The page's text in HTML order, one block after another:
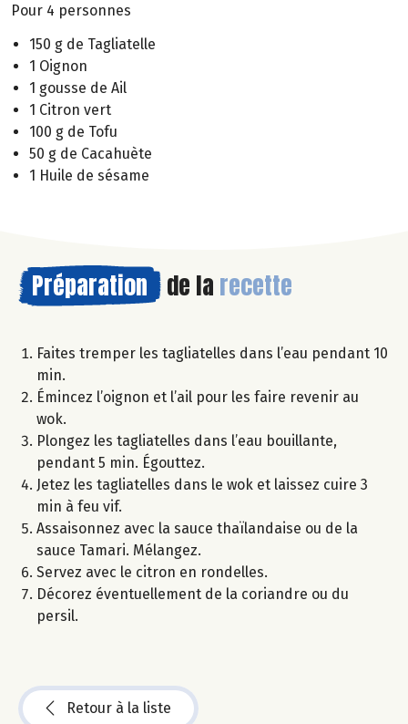
Pour 4 personnes
150 g de Tagliatelle
1 Oignon
1 gousse de Ail
1 Citron vert
100 g de Tofu
50 g de Cacahuète
1 Huile de sésame
Préparation de la recette
Faites tremper les tagliatelles dans l’eau pendant 10
min.
Émincez l’oignon et l’ail pour les faire revenir au
wok.
Plongez les tagliatelles dans l’eau bouillante,
pendant 5 min. Égouttez.
Jetez les tagliatelles dans le wok et laissez cuire 3
min à feu vif.
Assaisonnez avec la sauce thaïlandaise ou de la
sauce Tamari. Mélangez.
Servez avec le citron en rondelles.
Décorez éventuellement de la coriandre ou du
persil.
Retour à la liste